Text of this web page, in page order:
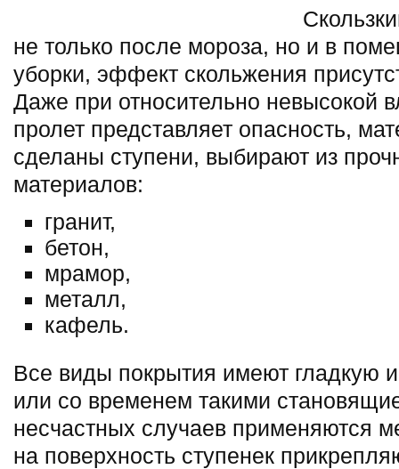
не только после мороза, но и в
уборки, эффект скольжения
Даже при относительно невысокой
пролет представляет опасность,
сделаны ступени, выбирают из
материалов:
гранит,
бетон,
мрамор,
металл,
кафель.
Все виды покрытия имеют гладкую
или со временем такими
несчастных случаев применяются
на поверхность ступенек